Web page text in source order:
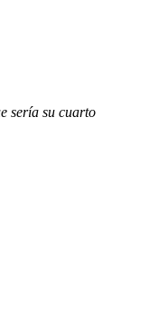
sería su cuarto